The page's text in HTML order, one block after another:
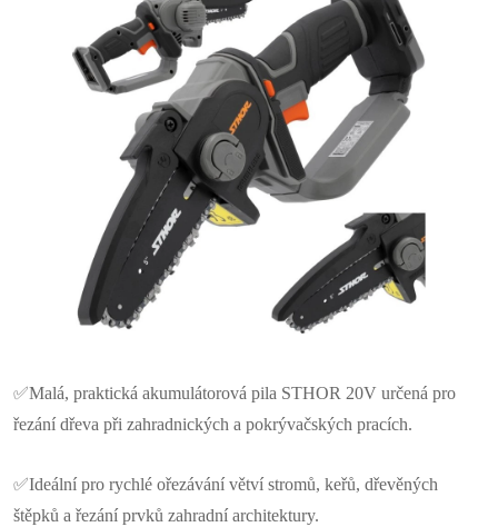
✅Malá, praktická akumulátorová pila STHOR 20V určená pro
řezání dřeva při zahradnických a pokrývačských pracích.
✅Ideální pro rychlé ořezávání větví stromů, keřů, dřevěných
štěpků a řezání prvků zahradní architektury.